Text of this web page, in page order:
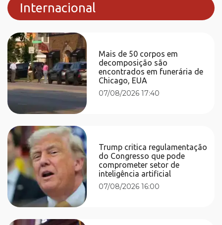
Internacional
Mais de 50 corpos em
decomposição são
encontrados em funerária de
Chicago, EUA
07/08/2026 17:40
Trump critica regulamentação
do Congresso que pode
comprometer setor de
inteligência artificial
07/08/2026 16:00